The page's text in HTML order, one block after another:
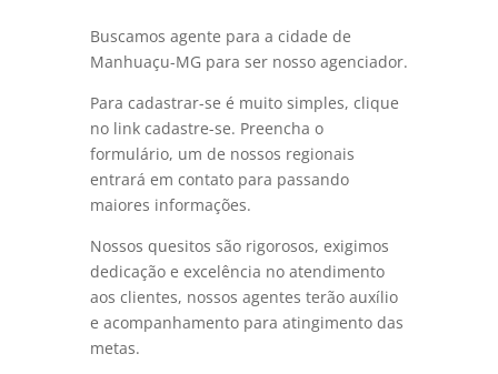
Buscamos agente para a cidade de
Manhuaçu-MG para ser nosso agenciador.
Para cadastrar-se é muito simples, clique
no link cadastre-se. Preencha o
formulário, um de nossos regionais
entrará em contato para passando
maiores informações.
Nossos quesitos são rigorosos, exigimos
dedicação e excelência no atendimento
aos clientes, nossos agentes terão auxílio
e acompanhamento para atingimento das
metas.